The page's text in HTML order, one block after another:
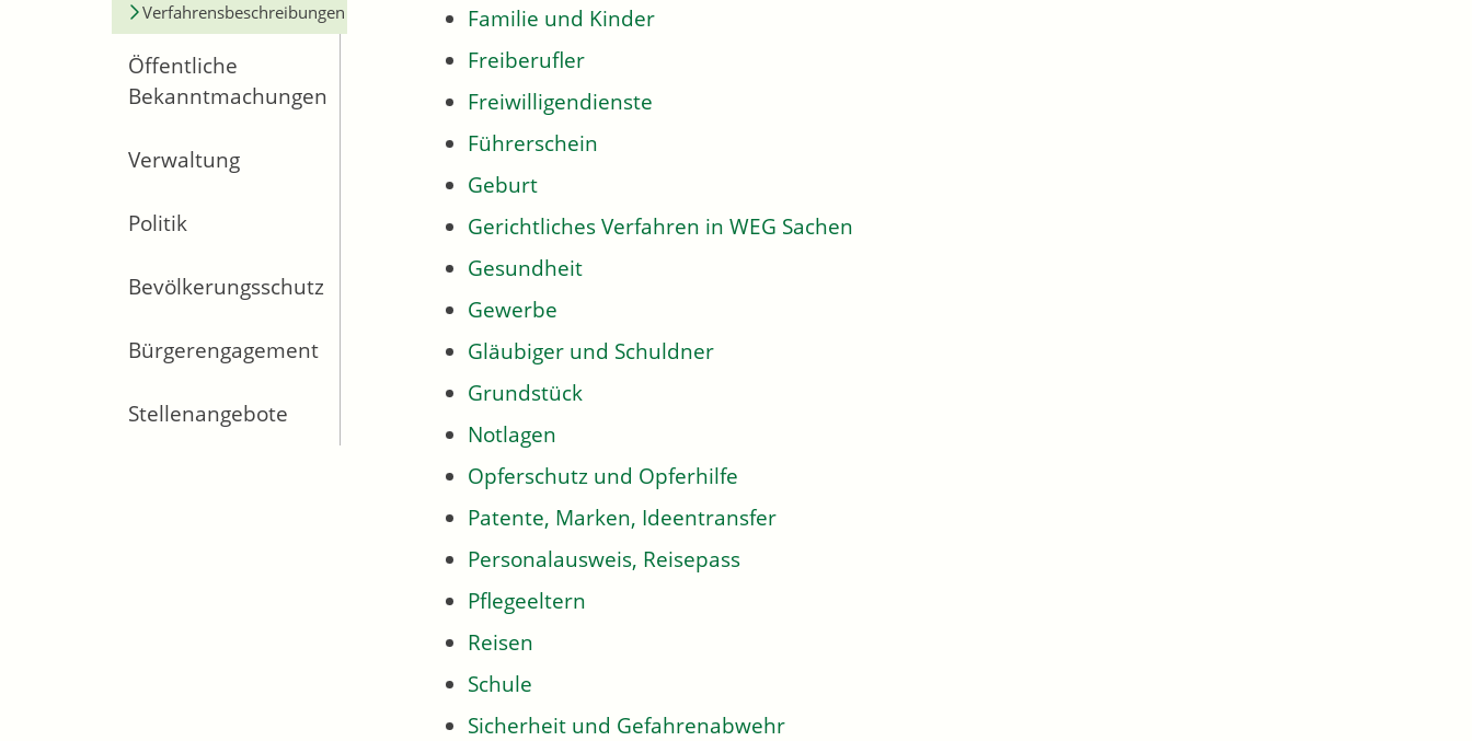
Verfahrensbeschreibungen
Öffentliche
Bekanntmachungen
Verwaltung
Politik
Bevölkerungsschutz
Bürgerengagement
Stellenangebote
Familie und Kinder
Freiberufler
Freiwilligendienste
Führerschein
Geburt
Gerichtliches Verfahren in WEG Sachen
Gesundheit
Gewerbe
Gläubiger und Schuldner
Grundstück
Notlagen
Opferschutz und Opferhilfe
Patente, Marken, Ideentransfer
Personalausweis, Reisepass
Pflegeeltern
Reisen
Schule
Sicherheit und Gefahrenabwehr